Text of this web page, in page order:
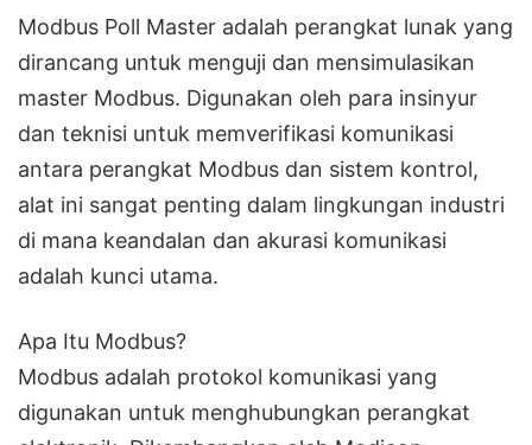
Modbus Poll Master adalah perangkat lunak yang
dirancang untuk menguji dan mensimulasikan
master Modbus. Digunakan oleh para insinyur
dan teknisi untuk memverifikasi komunikasi
antara perangkat Modbus dan sistem kontrol,
alat ini sangat penting dalam lingkungan industri
di mana keandalan dan akurasi komunikasi
adalah kunci utama.
Apa Itu Modbus?
Modbus adalah protokol komunikasi yang
digunakan untuk menghubungkan perangkat